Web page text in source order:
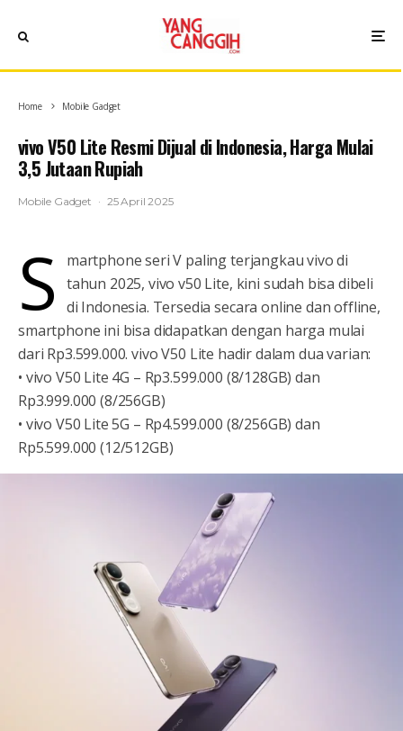
Home Mobile Gadget
vivo V50 Lite Resmi Dijual di Indonesia, Harga Mulai
3,5 Jutaan Rupiah
Mobile Gadget · 25 April 2025
S
martphone seri V paling terjangkau vivo di
tahun 2025, vivo v50 Lite, kini sudah bisa dibeli
di Indonesia. Tersedia secara online dan offline,
smartphone ini bisa didapatkan dengan harga mulai
dari Rp3.599.000. vivo V50 Lite hadir dalam dua varian:
• vivo V50 Lite 4G – Rp3.599.000 (8/128GB) dan
Rp3.999.000 (8/256GB)
• vivo V50 Lite 5G – Rp4.599.000 (8/256GB) dan
Rp5.599.000 (12/512GB)